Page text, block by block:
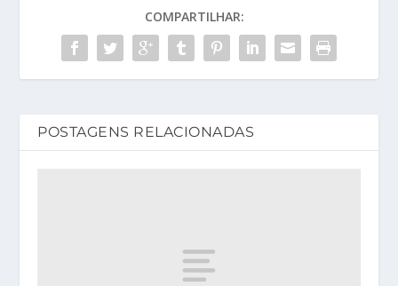
COMPARTILHAR:
POSTAGENS RELACIONADAS